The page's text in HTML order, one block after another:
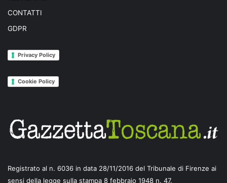
CONTATTI
GDPR
Privacy Policy
Cookie Policy
Registrato al n. 6036 in data 28/11/2016 del Tribunale di Firenze ai
sensi della legge sulla stampa 8 febbraio 1948 n. 47.